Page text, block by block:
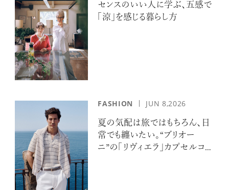
センスのいい人に学ぶ、五感で
「涼」を感じる暮らし方
FASHION JUN 8,2026
夏の気配は旅ではもちろん、日
常でも纏いたい。“ブリオー
ニ”の「リヴィエラ」カプセルコレ